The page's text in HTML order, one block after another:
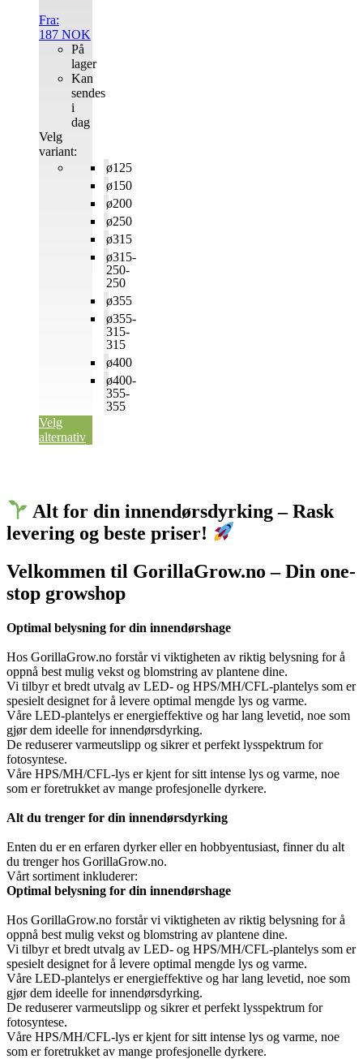
Fra:
187 NOK
ø125
ø150
ø200
ø250
ø315
ø315-
250-
250
ø355
ø355-
315-
315
ø400
ø400-
355-
355
På
lager
Kan
sendes
i
dag
Velg
variant:
Velg
alternativ
Alt for din innendørsdyrking – Rask
levering og beste priser!
Velkommen til GorillaGrow.no – Din one-
stop growshop
Optimal belysning for din innendørshage
Hos GorillaGrow.no forstår vi viktigheten av riktig belysning for å
oppnå best mulig vekst og blomstring av plantene dine.
Vi tilbyr et bredt utvalg av LED- og HPS/MH/CFL-plantelys som er
spesielt designet for å levere optimal mengde lys og varme.
Våre LED-plantelys er energieffektive og har lang levetid, noe som
gjør dem ideelle for innendørsdyrking.
De reduserer varmeutslipp og sikrer et perfekt lysspektrum for
fotosyntese.
Våre HPS/MH/CFL-lys er kjent for sitt intense lys og varme, noe
som er foretrukket av mange profesjonelle dyrkere.
Alt du trenger for din innendørsdyrking
Enten du er en erfaren dyrker eller en hobbyentusiast, finner du alt
du trenger hos GorillaGrow.no.
Vårt sortiment inkluderer:
Optimal belysning for din innendørshage
Hos GorillaGrow.no forstår vi viktigheten av riktig belysning for å
oppnå best mulig vekst og blomstring av plantene dine.
Vi tilbyr et bredt utvalg av LED- og HPS/MH/CFL-plantelys som er
spesielt designet for å levere optimal mengde lys og varme.
Våre LED-plantelys er energieffektive og har lang levetid, noe som
gjør dem ideelle for innendørsdyrking.
De reduserer varmeutslipp og sikrer et perfekt lysspektrum for
fotosyntese.
Våre HPS/MH/CFL-lys er kjent for sitt intense lys og varme, noe
som er foretrukket av mange profesjonelle dyrkere.